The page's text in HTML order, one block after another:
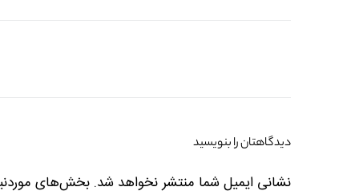
دیدگاهتان را بنویسید
نشانی ایمیل شما منتشر نخواهد شد. بخش‌های